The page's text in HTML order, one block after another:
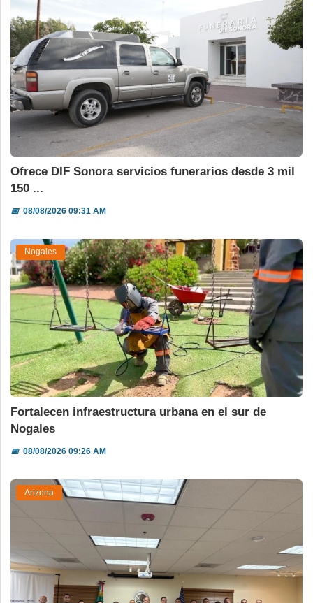
Ofrece DIF Sonora servicios funerarios desde 3 mil
150 ...
📅08/08/2026 09:31 AM
Nogales
Fortalecen infraestructura urbana en el sur de
Nogales
📅08/08/2026 09:26 AM
Arizona